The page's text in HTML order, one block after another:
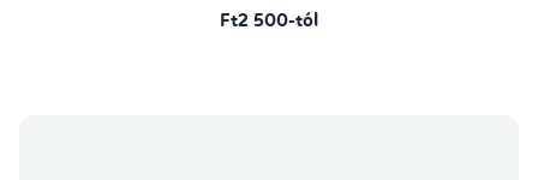
Ft2 500-tól